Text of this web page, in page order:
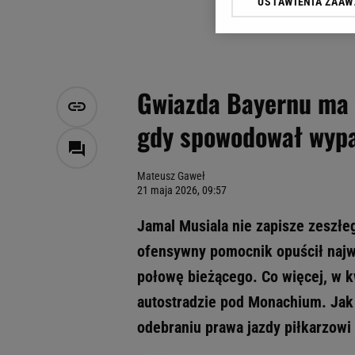
Gwiazda Bayernu
gdy spowodował
Mateusz Gaweł
21 maja 2026, 09:57
Jamal Musiala nie zapisze
ofensywny pomocnik opuścił
połowę bieżącego. Co więcej, w
autostradzie pod Monachium.
odebraniu prawa jazdy
Klikając „Akceptuję”
Zaufanych Partnerów i
My, nasi Zaufani
Przechowywanie